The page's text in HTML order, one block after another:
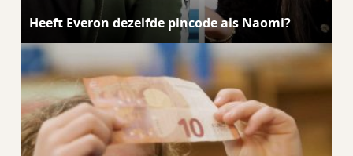
Heeft Everon dezelfde pincode als Naomi?